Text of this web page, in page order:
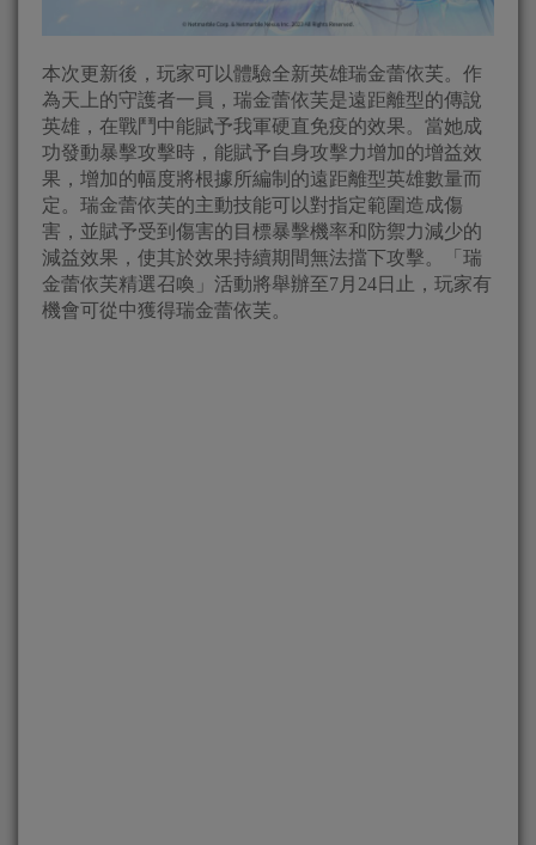
本次更新後，玩家可以體驗全新英雄瑞金蕾依芙。作
為天上的守護者一員，瑞金蕾依芙是遠距離型的傳說
英雄，在戰鬥中能賦予我軍硬直免疫的效果。當她成
功發動暴擊攻擊時，能賦予自身攻擊力增加的增益效
果，增加的幅度將根據所編制的遠距離型英雄數量而
定。瑞金蕾依芙的主動技能可以對指定範圍造成傷
害，並賦予受到傷害的目標暴擊機率和防禦力減少的
減益效果，使其於效果持續期間無法擋下攻擊。「瑞
金蕾依芙精選召喚」活動將舉辦至7月24日止，玩家有
機會可從中獲得瑞金蕾依芙。